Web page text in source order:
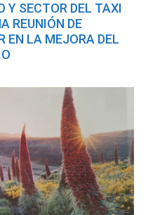
Y SECTOR DEL TAXI
REUNIÓN DE
EN LA MEJORA DEL